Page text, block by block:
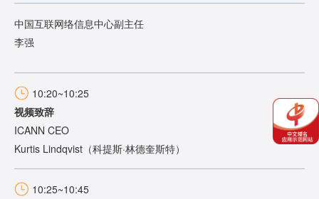
中国互联网络信息中心副主任
李强
10:20~10:25
视频致辞
ICANN CEO
Kurtis Lindqvist（科提斯·林德奎斯特）
10:25~10:45